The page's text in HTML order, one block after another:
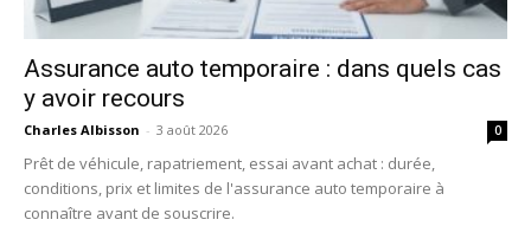
Assurance auto temporaire : dans quels cas
y avoir recours
Charles Albisson - 3 août 2026 0
Prêt de véhicule, rapatriement, essai avant achat : durée,
conditions, prix et limites de l'assurance auto temporaire à
connaître avant de souscrire.